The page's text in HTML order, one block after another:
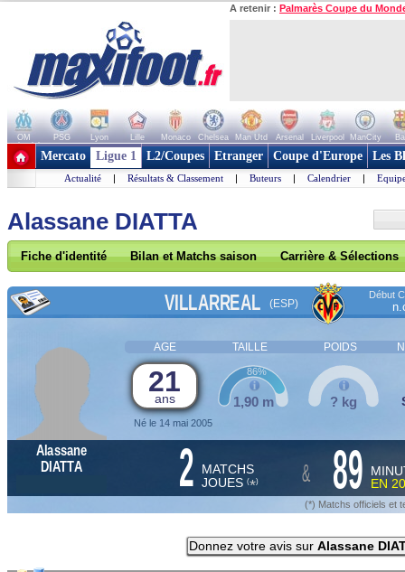
A retenir : Palmarès Coupe du
OM PSG Lyon Lille Monaco Chelsea Man Utd Arsenal Liverpool ManCity
+ de clubs
Mercato Ligue 1 L2/Coupes Etranger Coupe d'Europe Les
Actualité | Résultats & Classement | Buteurs | Calendrier |
Alassane DIATTA
Fiche d'identité Bilan et Matchs saison Carrière & Sélections
VILLARREAL (ESP)
Début
AGE TAILLE POIDS
21
ans
Né le 14 mai 2005
1,90 m
86%
? kg
Alassane
DIATTA
2 MATCHS
JOUES (*) & 89
EN
(*) Matchs officiels et
Donnez votre avis sur Alassane